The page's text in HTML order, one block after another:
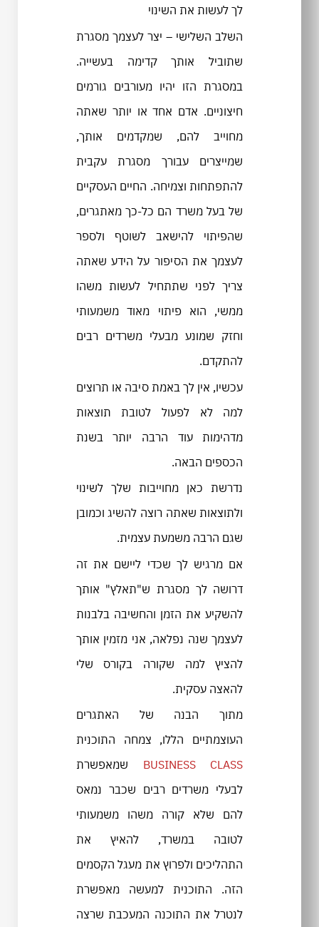
לך לעשות את השינוי
השלב השלישי – יצר לעצמך מסגרת
שתוביל אותך קדימה בעשייה.
במסגרת הזו יהיו מעורבים גורמים
חיצוניים. אדם אחד או יותר שאתה
מחוייב להם, שמקדמים אותך,
שמייצרים עבורך מסגרת עקבית
להתפתחות וצמיחה. החיים העסקיים
של בעל משרד הם כל-כך מאתגרים,
שהפיתוי להישאב לשוטף ולספר
לעצמך את הסיפור על הידע שאתה
צריך לפני שתתחיל לעשות משהו
ממשי, הוא פיתוי מאוד משמעותי
וחזק שמונע מבעלי משרדים רבים
להתקדם.
עכשיו, אין לך באמת סיבה או תרוצים
למה לא לפעול לטובת תוצאות
מדהימות עוד הרבה יותר בשנת
הכספים הבאה.
נדרשת כאן מחוייבות שלך לשינוי
ולתוצאות שאתה רוצה להשיג וכמובן
שגם הרבה משמעת עצמית.
אם מרגיש לך שכדי ליישם את זה
דרושה לך מסגרת ש"תאלץ" אותך
להשקיע את הזמן והחשיבה בלבנות
לעצמך שנה נפלאה, אני מזמין אותך
להציץ למה שקורה בקורס שלי
להאצה עסקית.
מתוך הבנה של האתגרים
העוצמתיים הללו, צמחה התוכנית
BUSINESS CLASS שמאפשרת
לבעלי משרדים רבים שכבר נמאס
להם שלא קורה משהו משמעותי
לטובה במשרד, להאיץ את
התהליכים ולפרוץ את מעגל הקסמים
הזה. התוכנית למעשה מאפשרת
לנטרל את התוכנה המעכבת שרצה